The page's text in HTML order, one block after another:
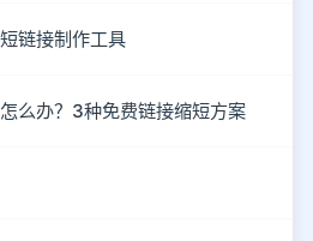
链接制作工具
么办？3种免费链接缩短方案